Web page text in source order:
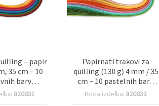
– papir
35 cm – 10
barv
100 kosov
820031
Papirnati trakovi za
quilling (130 g) 4 mm / 35
cm – 10 pastelnih barv,
mešani set – 100 kosov
Koda izdelka: 820032